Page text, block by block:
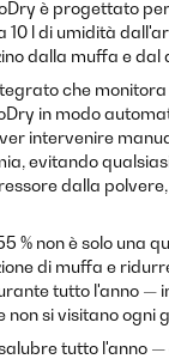
è progettato
l di umidità
dalla muffa e dal
che
in modo
intervenire
evitando
dalla
% non è solo una
di muffa e
tutto l'anno —
si visitano ogni
tutto l'anno